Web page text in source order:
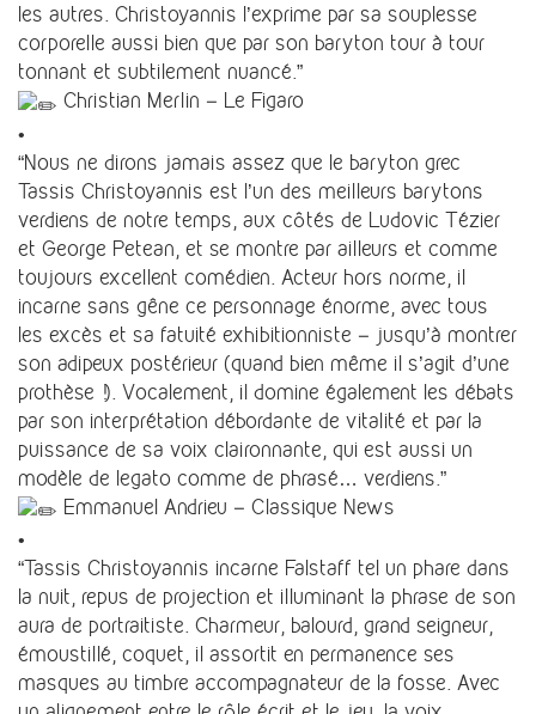
les autres. Christoyannis l’exprime par sa souplesse
corporelle aussi bien que par son baryton tour à tour
tonnant et subtilement nuancé.”
Christian Merlin – Le Figaro
•
“Nous ne dirons jamais assez que le baryton grec
Tassis Christoyannis est l’un des meilleurs barytons
verdiens de notre temps, aux côtés de Ludovic Tézier
et George Petean, et se montre par ailleurs et comme
toujours excellent comédien. Acteur hors norme, il
incarne sans gêne ce personnage énorme, avec tous
les excès et sa fatuité exhibitionniste – jusqu’à montrer
son adipeux postérieur (quand bien même il s’agit d’une
prothèse !). Vocalement, il domine également les débats
par son interprétation débordante de vitalité et par la
puissance de sa voix claironnante, qui est aussi un
modèle de legato comme de phrasé… verdiens.”
Emmanuel Andrieu – Classique News
•
“Tassis Christoyannis incarne Falstaff tel un phare dans
la nuit, repus de projection et illuminant la phrase de son
aura de portraitiste. Charmeur, balourd, grand seigneur,
émoustillé, coquet, il assortit en permanence ses
masques au timbre accompagnateur de la fosse. Avec